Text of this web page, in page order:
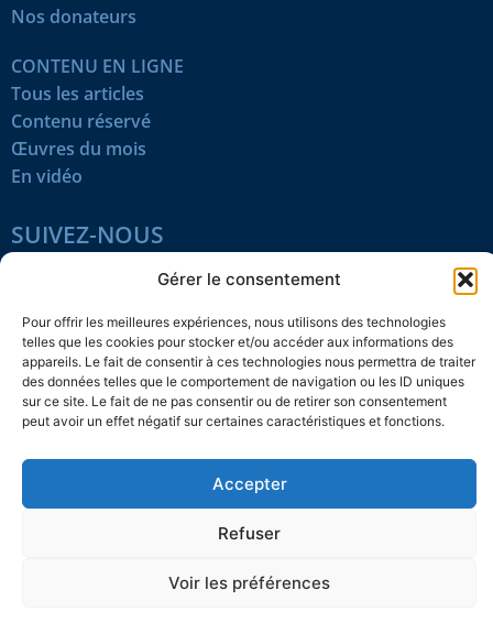
Gérer le consentement
Pour offrir les meilleures expériences, nous utilisons des technologies
telles que les cookies pour stocker et/ou accéder aux informations des
appareils. Le fait de consentir à ces technologies nous permettra de traiter
des données telles que le comportement de navigation ou les ID uniques
sur ce site. Le fait de ne pas consentir ou de retirer son consentement
peut avoir un effet négatif sur certaines caractéristiques et fonctions.
Accepter
Refuser
Voir les préférences
Nos donateurs
CONTENU EN LIGNE
Tous les articles
Contenu réservé
Œuvres du mois
En vidéo
SUIVEZ-NOUS
Confidentialité Témoins Mentions légales Plan du site
© 2026 L’Action nationale